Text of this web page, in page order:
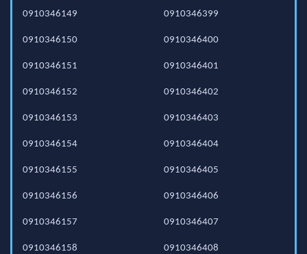
0910346149
0910346150
0910346151
0910346152
0910346153
0910346154
0910346155
0910346156
0910346157
0910346158
0910346399
0910346400
0910346401
0910346402
0910346403
0910346404
0910346405
0910346406
0910346407
0910346408